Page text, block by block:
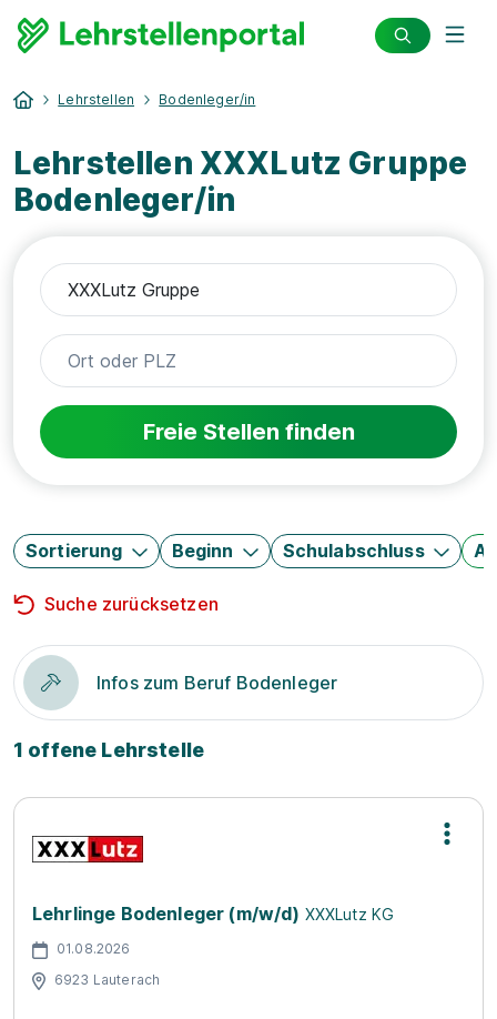
Lehrstellen Bodenleger/in
Lehrstellen XXXLutz Gruppe
Bodenleger/in
Freie Stellen finden
Sortierung Beginn Schulabschluss
Suche zurücksetzen
Infos zum Beruf Bodenleger
1 offene Lehrstelle
Lehrlinge Bodenleger (m/w/d) XXXLutz KG
01.08.2026
6923 Lauterach